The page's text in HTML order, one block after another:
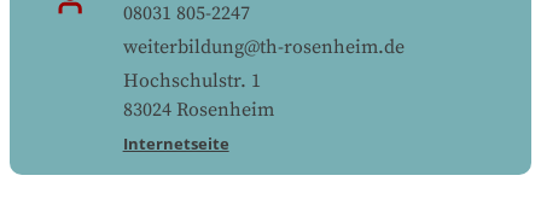
08031 805-2247
weiterbildung@th-rosenheim.de
Hochschulstr. 1
83024 Rosenheim
Internetseite